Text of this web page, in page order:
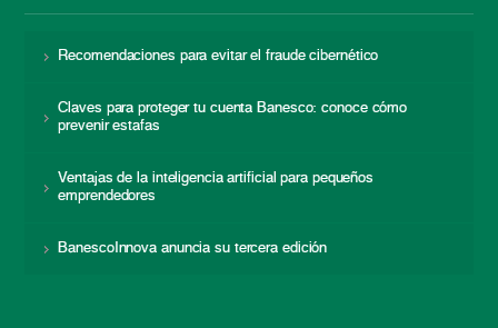
Recomendaciones para evitar el fraude cibernético
Claves para proteger tu cuenta Banesco: conoce cómo
prevenir estafas
Ventajas de la inteligencia artificial para pequeños
emprendedores
BanescoInnova anuncia su tercera edición